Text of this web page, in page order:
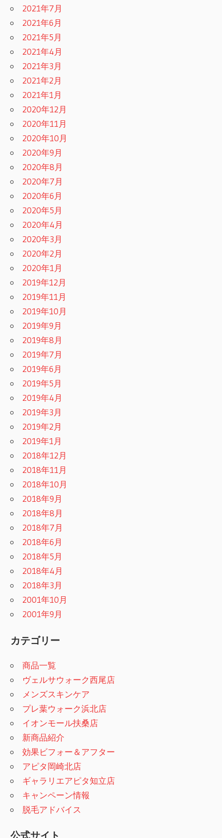
2021年7月
2021年6月
2021年5月
2021年4月
2021年3月
2021年2月
2021年1月
2020年12月
2020年11月
2020年10月
2020年9月
2020年8月
2020年7月
2020年6月
2020年5月
2020年4月
2020年3月
2020年2月
2020年1月
2019年12月
2019年11月
2019年10月
2019年9月
2019年8月
2019年7月
2019年6月
2019年5月
2019年4月
2019年3月
2019年2月
2019年1月
2018年12月
2018年11月
2018年10月
2018年9月
2018年8月
2018年7月
2018年6月
2018年5月
2018年4月
2018年3月
2001年10月
2001年9月
カテゴリー
商品一覧
ヴェルサウォーク西尾店
メンズスキンケア
プレ葉ウォーク浜北店
イオンモール扶桑店
新商品紹介
効果ビフォー＆アフター
アピタ岡崎北店
ギャラリエアピタ知立店
キャンペーン情報
脱毛アドバイス
公式サイト